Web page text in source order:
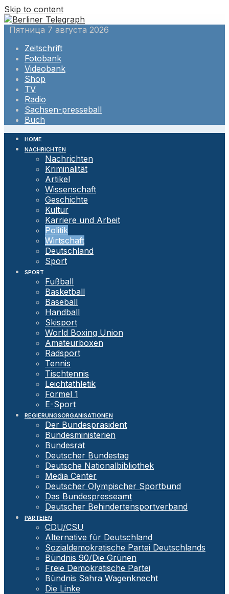
Skip to content
Пятница 7 августа 2026
Zeitschrift
Fotobank
Videobank
Shop
TV
Radio
Sachsen-presseball
Buch
HOME
NACHRICHTEN
Nachrichten
Kriminalität
Artikel
Wissenschaft
Geschichte
Kultur
Karriere und Arbeit
Politik
Wirtschaft
Deutschland
Sport
SPORT
Fußball
Basketball
Baseball
Handball
Skisport
World Boxing Union
Amateurboxen
Radsport
Tennis
Tischtennis
Leichtathletik
Formel 1
E-Sport
REGIERUNGSORGANISATIONEN
Der Bundespräsident
Bundesministerien
Bundesrat
Deutscher Bundestag
Deutsche Nationalbibliothek
Media Center
Deutscher Olympischer Sportbund
Das Bundespresseamt
Deutscher Behindertensportverband
PARTEIEN
CDU/CSU
Alternative für Deutschland
Sozialdemokratische Partei Deutschlands
Bündnis 90/Die Grünen
Freie Demokratische Partei
Bündnis Sahra Wagenknecht
Die Linke